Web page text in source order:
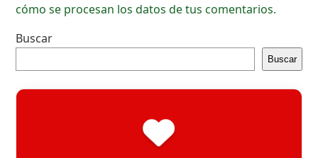
cómo se procesan los datos de tus comentarios.
Buscar
Buscar